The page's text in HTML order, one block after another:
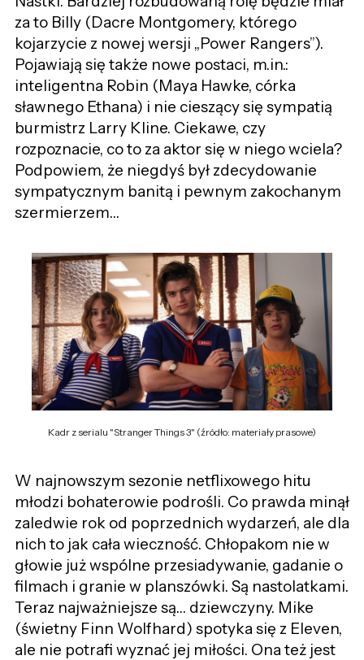
za to Billy (Dacre Montgomery, którego
kojarzycie z nowej wersji „Power Rangers”).
Pojawiają się także nowe postaci, m.in.:
inteligentna Robin (Maya Hawke, córka
sławnego Ethana) i nie cieszący się sympatią
burmistrz Larry Kline. Ciekawe, czy
rozpoznacie, co to za aktor się w niego wciela?
Podpowiem, że niegdyś był zdecydowanie
sympatycznym banitą i pewnym zakochanym
szermierzem…
Kadr z serialu "Stranger Things 3" (źródło: materiały prasowe)
W najnowszym sezonie netflixowego hitu
młodzi bohaterowie podrośli. Co prawda minął
zaledwie rok od poprzednich wydarzeń, ale dla
nich to jak cała wieczność. Chłopakom nie w
głowie już wspólne przesiadywanie, gadanie o
filmach i granie w planszówki. Są nastolatkami.
Teraz najważniejsze są… dziewczyny. Mike
(świetny Finn Wolfhard) spotyka się z Eleven,
ale nie potrafi wyznać jej miłości. Ona też jest